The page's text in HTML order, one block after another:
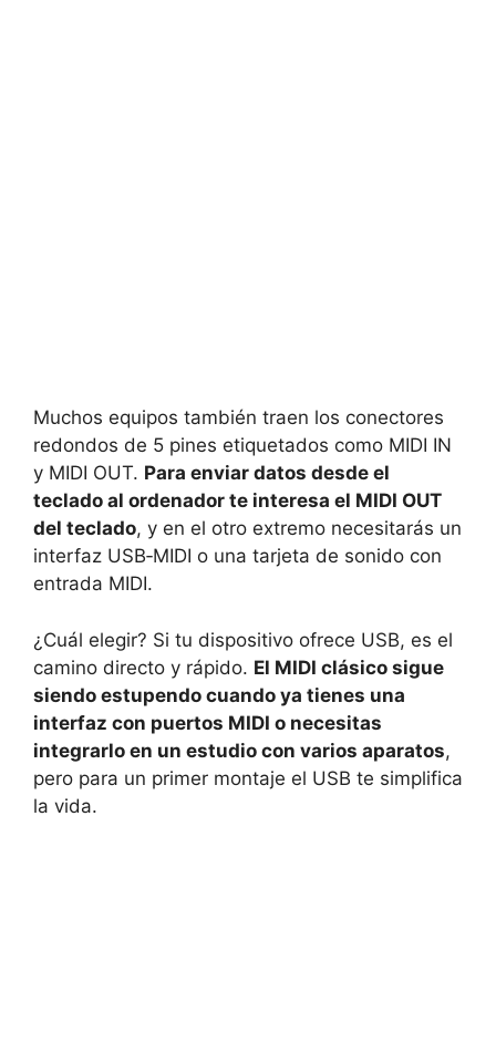
Muchos equipos también traen los conectores
redondos de 5 pines etiquetados como MIDI IN
y MIDI OUT. Para enviar datos desde el
teclado al ordenador te interesa el MIDI OUT
del teclado, y en el otro extremo necesitarás un
interfaz USB‑MIDI o una tarjeta de sonido con
entrada MIDI.
¿Cuál elegir? Si tu dispositivo ofrece USB, es el
camino directo y rápido. El MIDI clásico sigue
siendo estupendo cuando ya tienes una
interfaz con puertos MIDI o necesitas
integrarlo en un estudio con varios aparatos,
pero para un primer montaje el USB te simplifica
la vida.